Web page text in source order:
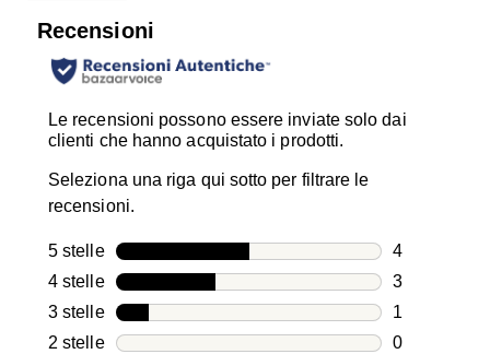
Recensioni
Le recensioni possono essere inviate solo dai
clienti che hanno acquistato i prodotti.
Seleziona una riga qui sotto per filtrare le
recensioni.
5 stellestelle
4
4
4 stellestelle
3
3
3 stellestelle
1
1
2 stellestelle
0